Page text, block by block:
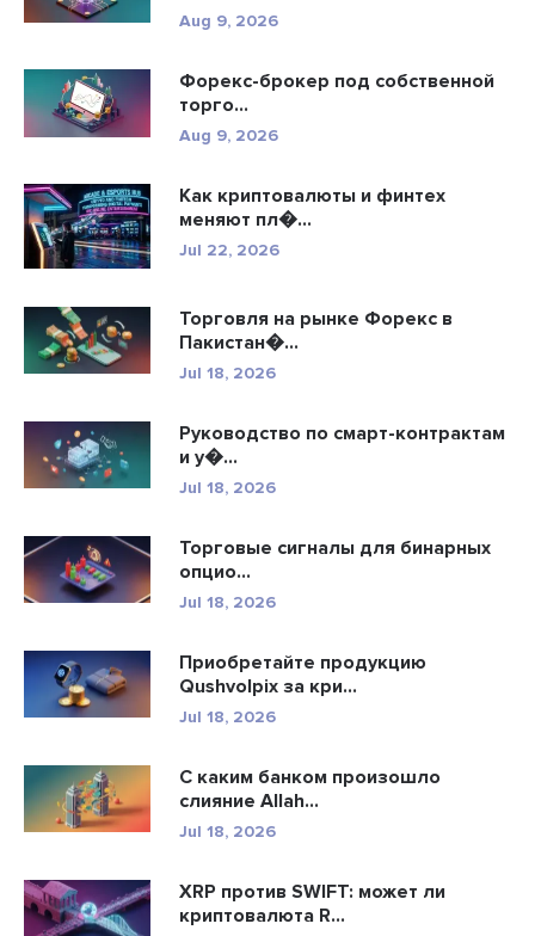
Aug 9, 2026
Форекс-брокер под собственной
торго...
Aug 9, 2026
Как криптовалюты и финтех
меняют пл�...
Jul 22, 2026
Торговля на рынке Форекс в
Пакистан�...
Jul 18, 2026
Руководство по смарт-контрактам
и у�...
Jul 18, 2026
Торговые сигналы для бинарных
опцио...
Jul 18, 2026
Приобретайте продукцию
Qushvolpix за кри...
Jul 18, 2026
С каким банком произошло
слияние Allah...
Jul 18, 2026
XRP против SWIFT: может ли
криптовалюта R...